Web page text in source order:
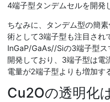
4端子型タンデムセルを開発
ちなみに、タンデム型の簡
術として3端子型も注目され
InGaP/GaAs//Siの3端子型
開発しており、3端子型は電
電量が2端子型よりも増加す
Cu2Oの透明化